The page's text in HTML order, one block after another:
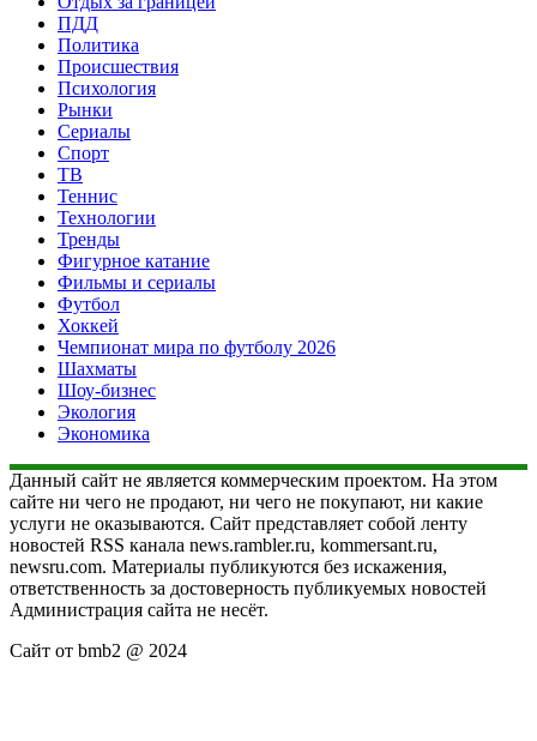
ПДД
Политика
Происшествия
Психология
Рынки
Сериалы
Спорт
ТВ
Теннис
Технологии
Тренды
Фигурное катание
Фильмы и сериалы
Футбол
Хоккей
Чемпионат мира по футболу 2026
Шахматы
Шоу-бизнес
Экология
Экономика
Данный сайт не является коммерческим проектом. На этом
сайте ни чего не продают, ни чего не покупают, ни какие
услуги не оказываются. Сайт представляет собой ленту
новостей RSS канала news.rambler.ru, kommersant.ru,
newsru.com. Материалы публикуются без искажения,
ответственность за достоверность публикуемых новостей
Администрация сайта не несёт.
Сайт от bmb2 @ 2024